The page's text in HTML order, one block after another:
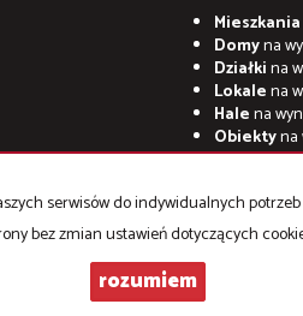
Mieszkania
Domyna
Działkina
Lokalena
Halena
Obiektyna
serwisów do indywidualnych
bez zmian ustawień dotyczących
rozumiem